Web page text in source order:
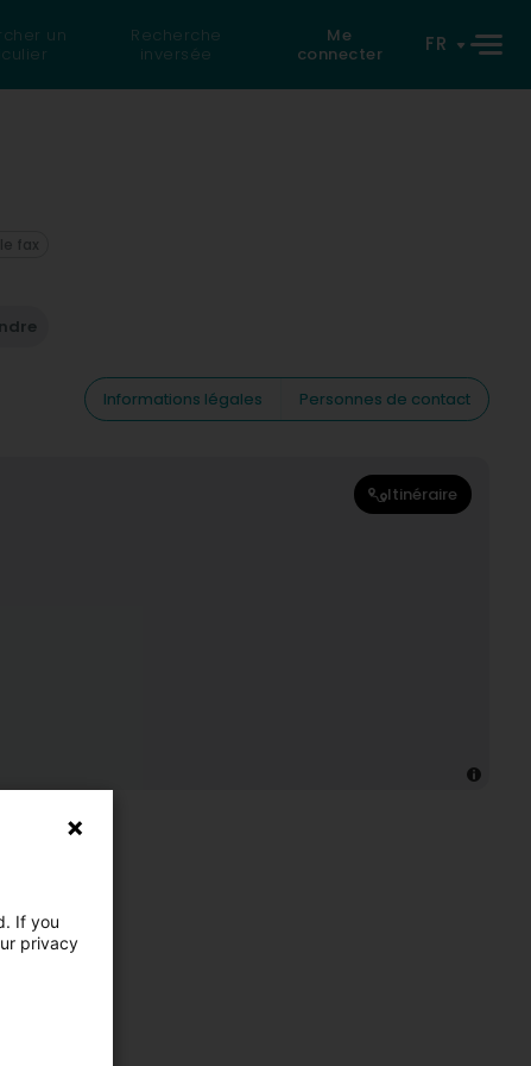
un
Recherche
inversée
Me
connecter
FR
fax
Informations légales
Personnes de contact
Itinéraire
If you
privacy